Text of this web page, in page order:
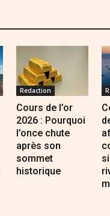
Redaction
Cours de l’or
2026 : Pourquoi
l’once chute
après son
sommet
historique